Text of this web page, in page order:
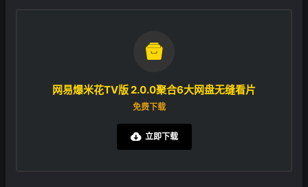

网易爆米花TV版 2.0.0聚合6大网盘无缝看片
免费下载
立即下载